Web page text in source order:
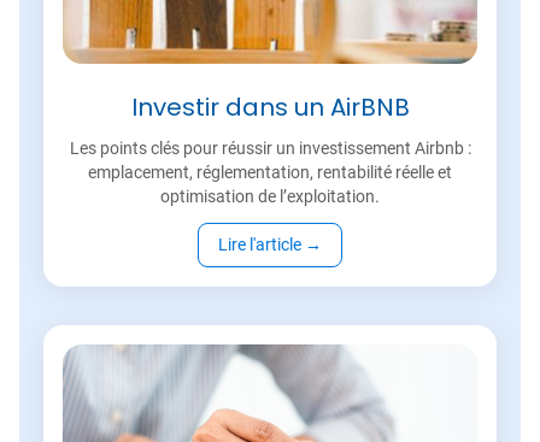
Investir dans un AirBNB
Les points clés pour réussir un investissement Airbnb :
emplacement, réglementation, rentabilité réelle et
optimisation de l’exploitation.
Lire l'article →